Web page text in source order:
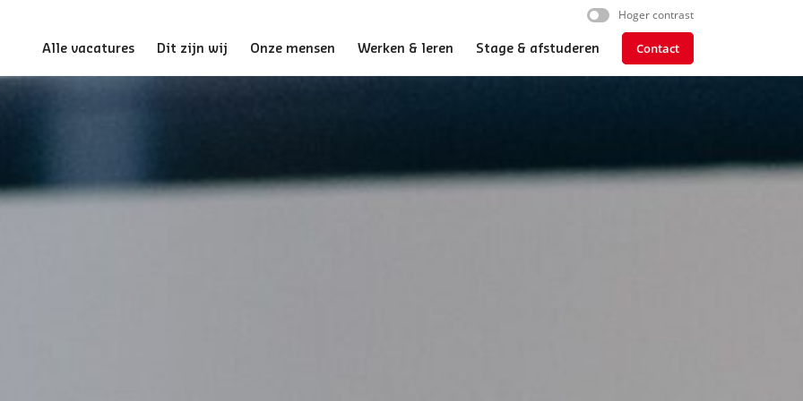
Alle vacatures Dit zijn wij Onze mensen Werken & leren Stage & afstuderen Contact
Hoger contrast